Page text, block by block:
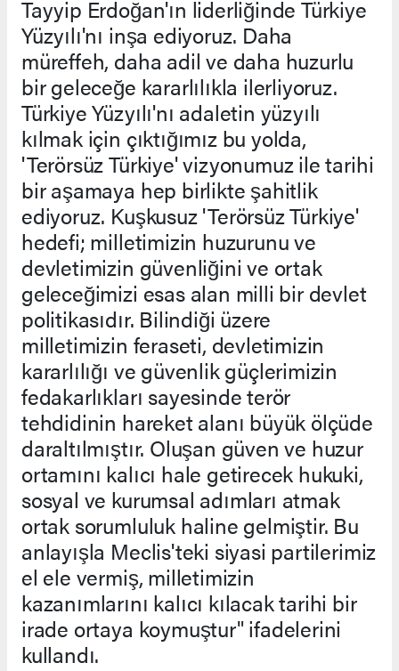
Tayyip Erdoğan'ın liderliğinde Türkiye
Yüzyılı'nı inşa ediyoruz. Daha
müreffeh, daha adil ve daha huzurlu
bir geleceğe kararlılıkla ilerliyoruz.
Türkiye Yüzyılı'nı adaletin yüzyılı
kılmak için çıktığımız bu yolda,
'Terörsüz Türkiye' vizyonumuz ile tarihi
bir aşamaya hep birlikte şahitlik
ediyoruz. Kuşkusuz 'Terörsüz Türkiye'
hedefi; milletimizin huzurunu ve
devletimizin güvenliğini ve ortak
geleceğimizi esas alan milli bir devlet
politikasıdır. Bilindiği üzere
milletimizin feraseti, devletimizin
kararlılığı ve güvenlik güçlerimizin
fedakarlıkları sayesinde terör
tehdidinin hareket alanı büyük ölçüde
daraltılmıştır. Oluşan güven ve huzur
ortamını kalıcı hale getirecek hukuki,
sosyal ve kurumsal adımları atmak
ortak sorumluluk haline gelmiştir. Bu
anlayışla Meclis'teki siyasi partilerimiz
el ele vermiş, milletimizin
kazanımlarını kalıcı kılacak tarihi bir
irade ortaya koymuştur" ifadelerini
kullandı.